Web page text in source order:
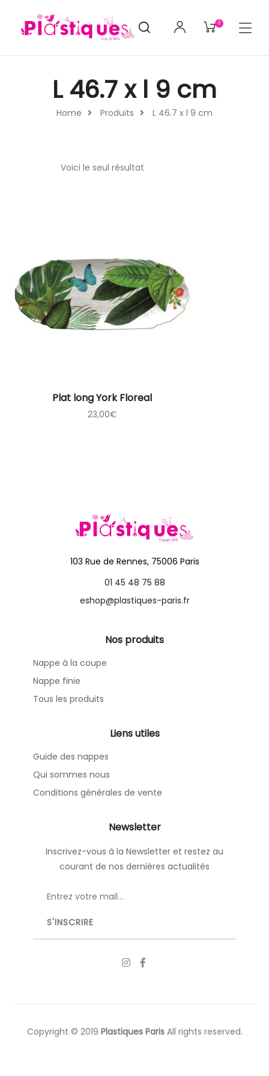
0
Home Produits L 46.7 x l 9 cm
L 46.7 x l 9 cm
Voici le seul résultat
Plat long York Floreal
23,00€
103 Rue de Rennes, 75006 Paris
01 45 48 75 88
eshop@plastiques-paris.fr
Nos produits
Nappe à la coupe
Nappe finie
Tous les produits
Liens utiles
Guide des nappes
Qui sommes nous
Conditions générales de vente
Newsletter
Inscrivez-vous à la Newsletter et restez au
courant de nos dernières actualités
Copyright © 2019 Plastiques ParisAll rights reserved.